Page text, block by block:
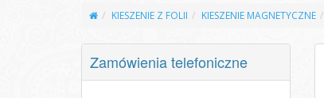
KIESZENIE Z FOLII KIESZENIE MAGNETYCZNE
Zamówienia telefoniczne